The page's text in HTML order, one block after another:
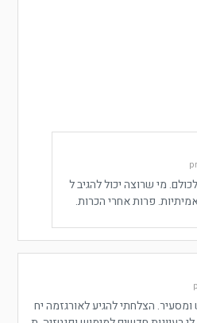
מי שרוצה יכול להגיב ל
פרות אחרי הכרות.
הצלחתי להגיע לאורגזמה יח